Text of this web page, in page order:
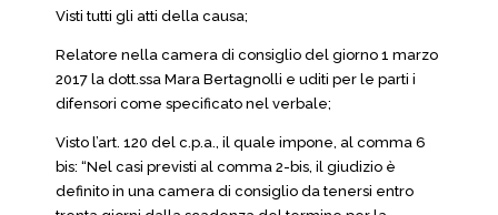
Visti tutti gli atti della causa;
Relatore nella camera di consiglio del giorno 1 marzo
2017 la dott.ssa Mara Bertagnolli e uditi per le parti i
difensori come specificato nel verbale;
Visto l’art. 120 del c.p.a., il quale impone, al comma 6
bis: “Nel casi previsti al comma 2-bis, il giudizio è
definito in una camera di consiglio da tenersi entro